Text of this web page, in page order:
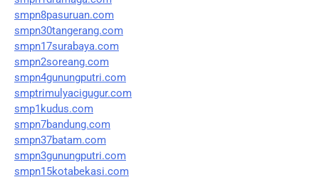
smpn8pasuruan.com
smpn30tangerang.com
smpn17surabaya.com
smpn2soreang.com
smpn4gunungputri.com
smptrimulyacigugur.com
smp1kudus.com
smpn7bandung.com
smpn37batam.com
smpn3gunungputri.com
smpn15kotabekasi.com